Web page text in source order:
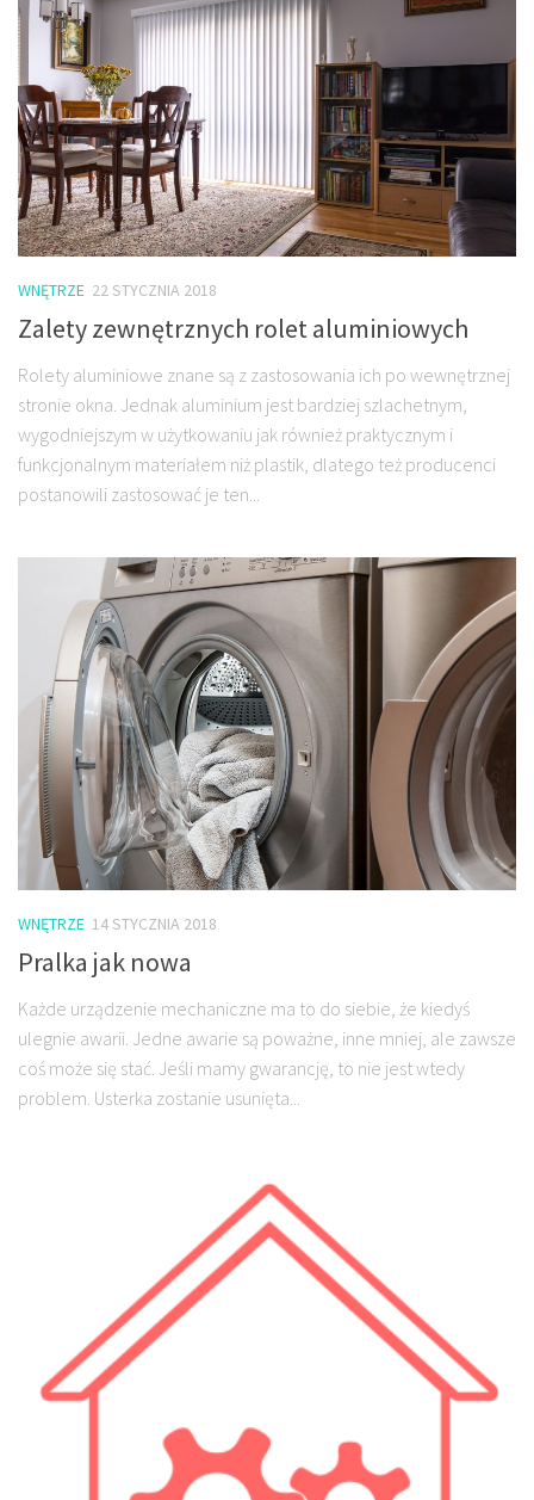
WNĘTRZE 22 STYCZNIA 2018
Zalety zewnętrznych rolet aluminiowych
Rolety aluminiowe znane są z zastosowania ich po wewnętrznej
stronie okna. Jednak aluminium jest bardziej szlachetnym,
wygodniejszym w użytkowaniu jak również praktycznym i
funkcjonalnym materiałem niż plastik, dlatego też producenci
postanowili zastosować je ten...
WNĘTRZE 14 STYCZNIA 2018
Pralka jak nowa
Każde urządzenie mechaniczne ma to do siebie, że kiedyś
ulegnie awarii. Jedne awarie są poważne, inne mniej, ale zawsze
coś może się stać. Jeśli mamy gwarancję, to nie jest wtedy
problem. Usterka zostanie usunięta...